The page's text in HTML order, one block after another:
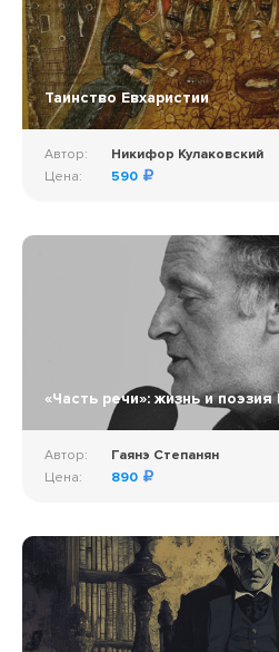
Таинство Евхаристии
Автор:
Никифор Кулаковский
Цена:
590
«Часть речи»: жизнь и
Автор:
Гаянэ Степанян
Цена:
890